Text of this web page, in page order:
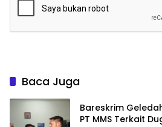
Baca Juga
Bareskrim
PT MMS Terkait